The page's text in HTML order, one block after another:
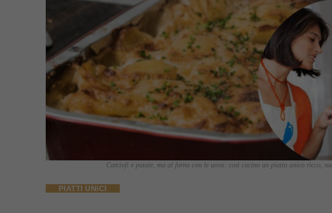
Carciofi e patate, ma al forno con le uova: così cucino un piatto unico ricco,
PIATTI UNICI